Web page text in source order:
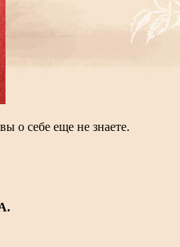
о себе еще не знаете.